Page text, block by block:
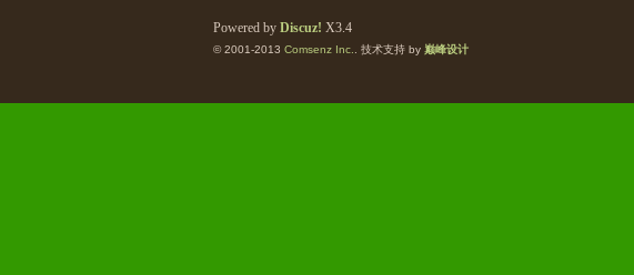
Powered by Discuz! X3.4
© 2001-2013 Comsenz Inc. . 技术支持 by 巅峰设计